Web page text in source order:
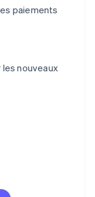
paiements
nouveaux